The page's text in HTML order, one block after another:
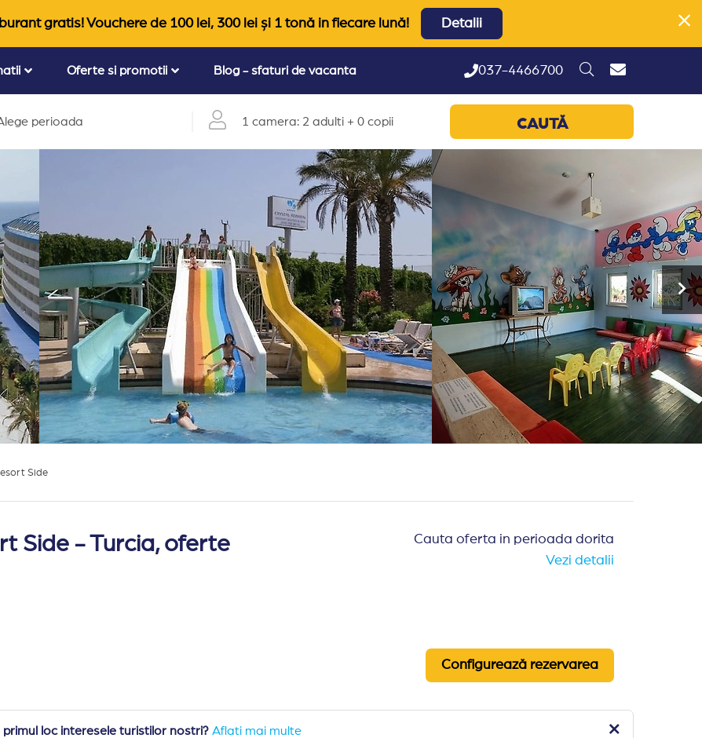
gratis! Vouchere de 100 lei, 300 lei și 1 tonă in fiecare lună! Detalii
Oferte si promotii Blog - sfaturi de vacanta 037-4466700
perioada 1 camera: 2 adulti + 0 copii CAUTĂ
Side
Side - Turcia, oferte
Cauta oferta in perioada dorita
Vezi detalii
Configurează rezervarea
loc interesele turistilor nostri? Aflati mai multe